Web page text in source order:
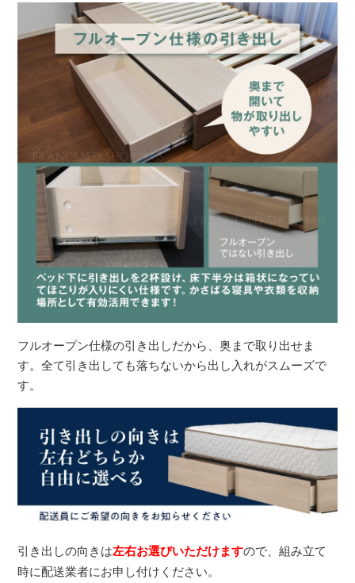
フルオープン仕様の引き出しだから、奥まで取り出せま
す。全て引き出しても落ちないから出し入れがスムーズで
す。
引き出しの向きは左右お選びいただけますので、組み立て
時に配送業者にお申し付けください。